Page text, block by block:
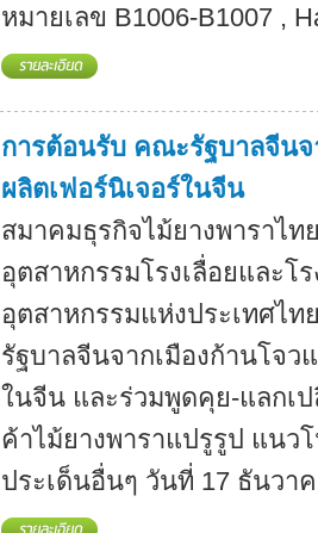
หมายเลข B1006-B1007 ,
การต้อนรับ คณะรัฐบาลจีนจ
ผลิตเฟอร์นิเจอร์ในจีน
สมาคมธุรกิจไม้ยางพาราไท
อุตสาหกรรมโรงเลื่อยและโ
อุตสาหกรรมแห่งประเทศไ
รัฐบาลจีนจากเมืองก้านโจว
ในจีน และร่วมพูดคุย-แลกเ
ค้าไม้ยางพาราแปรูรูป แนว
ประเด็นอื่นๆ วันที่ 17 ธันวา